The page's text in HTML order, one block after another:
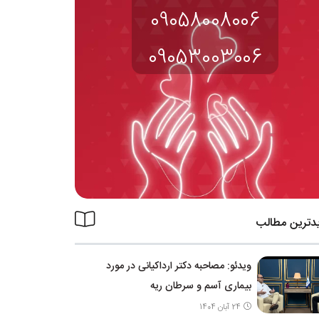
09058008006
09053003006
مطالب
ویدئو: مصاحبه دکتر ارداکیانی در مورد
بیماری آسم و سرطان ریه
24 آبان 1404